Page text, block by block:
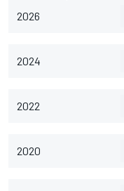
2026
2024
2022
2020